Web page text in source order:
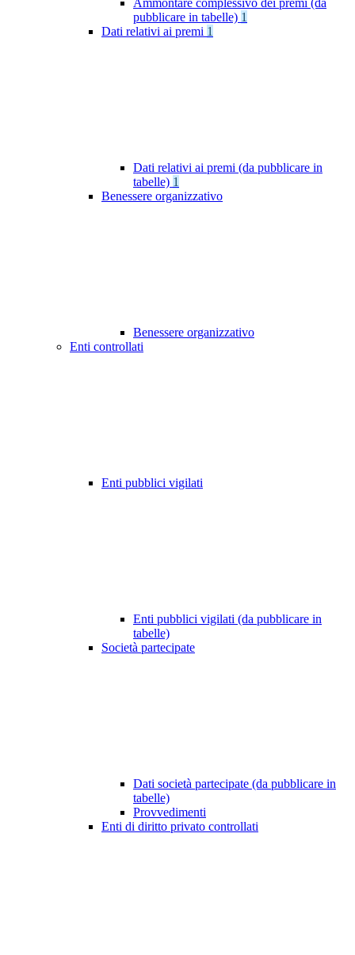
Ammontare complessivo dei premi (da
pubblicare in tabelle) 1
Dati relativi ai premi 1
Dati relativi ai premi (da pubblicare in
tabelle) 1
Benessere organizzativo
Benessere organizzativo
Enti controllati
Enti pubblici vigilati
Enti pubblici vigilati (da pubblicare in
tabelle)
Società partecipate
Dati società partecipate (da pubblicare in
tabelle)
Provvedimenti
Enti di diritto privato controllati